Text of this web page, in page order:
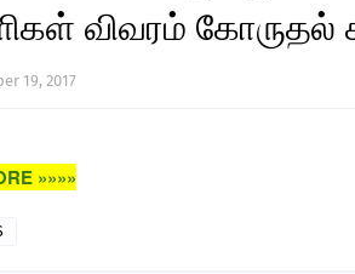
விவரம் கோருதல்
19, 2017
»»»»